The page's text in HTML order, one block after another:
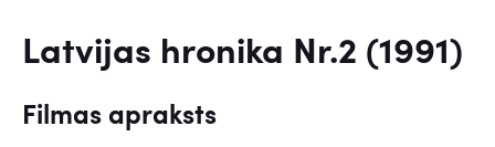
Latvijas hronika Nr.2 (1991)
Filmas apraksts